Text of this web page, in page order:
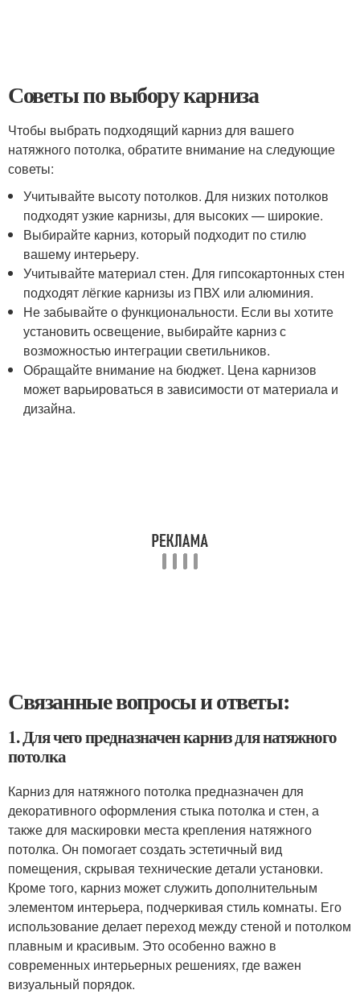
Советы по выбору карниза
Чтобы выбрать подходящий карниз для вашего
натяжного потолка, обратите внимание на следующие
советы:
Учитывайте высоту потолков. Для низких потолков
подходят узкие карнизы, для высоких — широкие.
Выбирайте карниз, который подходит по стилю
вашему интерьеру.
Учитывайте материал стен. Для гипсокартонных стен
подходят лёгкие карнизы из ПВХ или алюминия.
Не забывайте о функциональности. Если вы хотите
установить освещение, выбирайте карниз с
возможностью интеграции светильников.
Обращайте внимание на бюджет. Цена карнизов
может варьироваться в зависимости от материала и
дизайна.
Связанные вопросы и ответы:
1. Для чего предназначен карниз для натяжного
потолка
Карниз для натяжного потолка предназначен для
декоративного оформления стыка потолка и стен, а
также для маскировки места крепления натяжного
потолка. Он помогает создать эстетичный вид
помещения, скрывая технические детали установки.
Кроме того, карниз может служить дополнительным
элементом интерьера, подчеркивая стиль комнаты. Его
использование делает переход между стеной и потолком
плавным и красивым. Это особенно важно в
современных интерьерных решениях, где важен
визуальный порядок.